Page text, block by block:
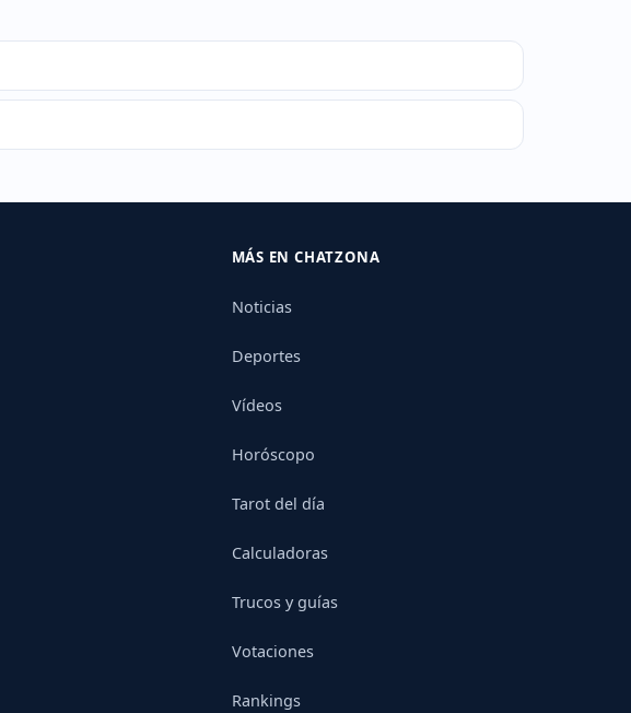
MÁS EN CHATZONA
Noticias
Deportes
Vídeos
Horóscopo
Tarot del día
Calculadoras
Trucos y guías
Votaciones
Rankings